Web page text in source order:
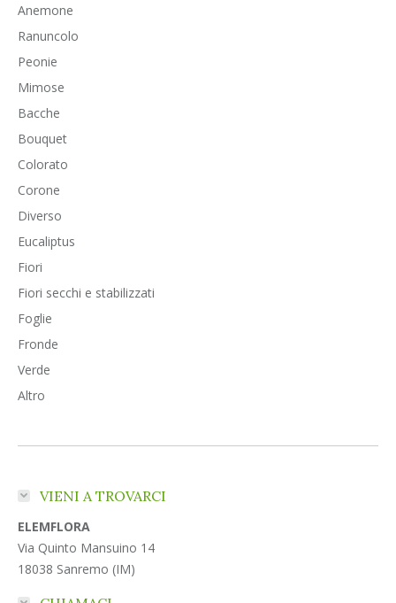
Anemone
Ranuncolo
Peonie
Mimose
Bacche
Bouquet
Colorato
Corone
Diverso
Eucaliptus
Fiori
Fiori secchi e stabilizzati
Foglie
Fronde
Verde
Altro
VIENI A TROVARCI
ELEMFLORA
Via Quinto Mansuino 14
18038 Sanremo (IM)